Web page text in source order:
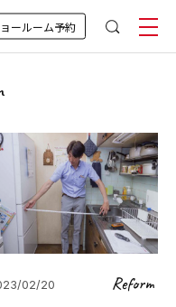
ールーム予約
02/20 Reform